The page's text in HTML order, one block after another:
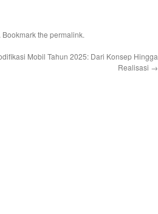
. Bookmark the permalink.
Mobil Tahun 2025: Dari Konsep Hingga
Realisasi →